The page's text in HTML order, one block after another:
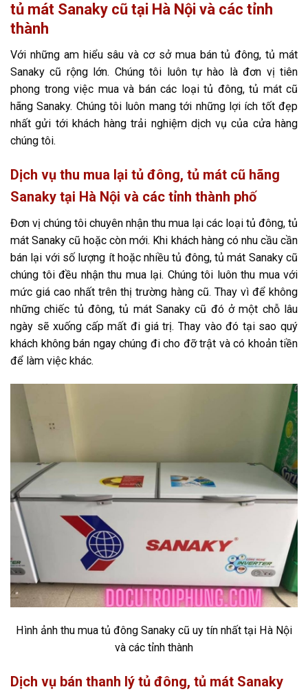
tủ mát Sanaky cũ tại Hà Nội và các tỉnh
thành
Với những am hiểu sâu và cơ sở mua bán tủ đông, tủ mát
Sanaky cũ rộng lớn. Chúng tôi luôn tự hào là đơn vị tiên
phong trong việc mua và bán các loại tủ đông, tủ mát cũ
hãng Sanaky. Chúng tôi luôn mang tới những lợi ích tốt đẹp
nhất gửi tới khách hàng trải nghiệm dịch vụ của cửa hàng
chúng tôi.
Dịch vụ thu mua lại tủ đông, tủ mát cũ hãng
Sanaky tại Hà Nội và các tỉnh thành phố
Đơn vị chúng tôi chuyên nhận thu mua lại các loại tủ đông, tủ
mát Sanaky cũ hoặc còn mới. Khi khách hàng có nhu cầu cần
bán lại với số lượng ít hoặc nhiều tủ đông, tủ mát Sanaky cũ
chúng tôi đều nhận thu mua lại. Chúng tôi luôn thu mua với
mức giá cao nhất trên thị trường hàng cũ. Thay vì để không
những chiếc tủ đông, tủ mát Sanaky cũ đó ở một chỗ lâu
ngày sẽ xuống cấp mất đi giá trị. Thay vào đó tại sao quý
khách không bán ngay chúng đi cho đỡ trật và có khoản tiền
để làm việc khác.
Hình ảnh thu mua tủ đông Sanaky cũ uy tín nhất tại Hà Nội
và các tỉnh thành
Dịch vụ bán thanh lý tủ đông, tủ mát Sanaky